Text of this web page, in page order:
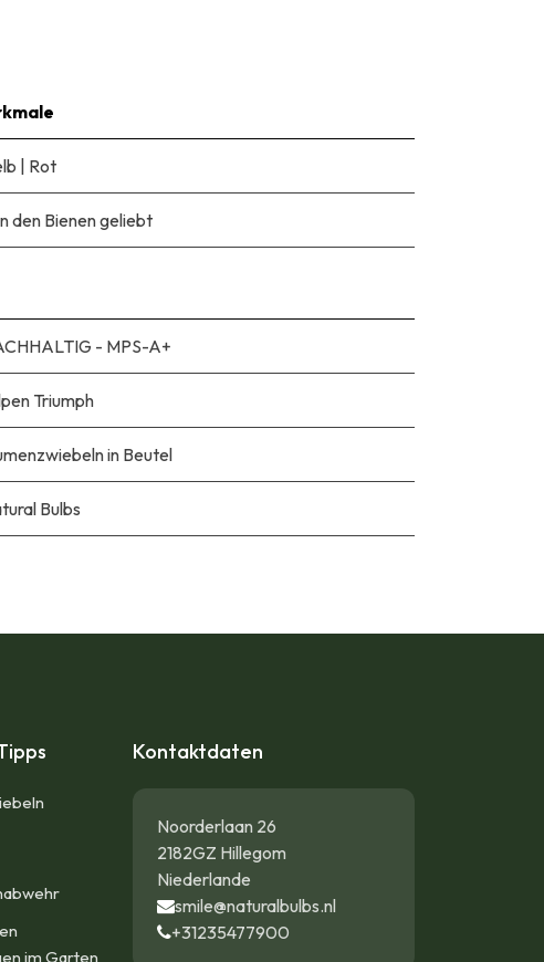
| Rot
den Bienen geliebt
- MPS-A+
Triumph
in Beutel
Bulbs
im Garten
Kontaktdaten
Noorderlaan 26
2182GZ Hillegom
Niederlande
smile@naturalbulbs.nl
+31235477900